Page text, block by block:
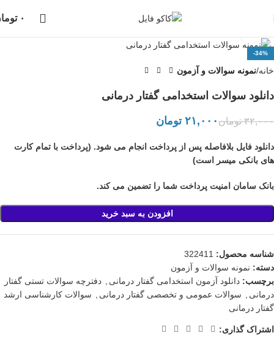
۰
-34%
خانه نمونه سوالات و آزمون
دانلود سوالات استخدامی گفتار درمانی
۳۲,۰۰۰ تومان۲۱,۰۰۰ تومان
دانلود فایل بلافاصله پس از پرداخت انجام می شود. (پرداخت با تمام کارت
های بانکی میسر است)
بانک سامان امنیت پرداخت شما را تضمین می کند.
افزودن به سبد خرید
شناسه محصول: 322411
دسته: نمونه سوالات و آزمون
برچسب: دانلود آزمون استخدامی گفتار درمانی , دفترچه سوالات تستی گفتار
درمانی , سوالات عمومی و تخصصی گفتار درمانی , سوالات کارشناسی ارشد
گفتار درمانی
اشتراک گذاری:
انجام می شود...